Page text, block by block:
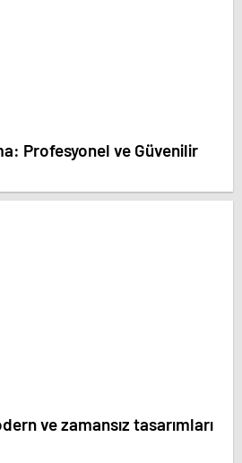
Profesyonel ve Güvenilir
ve zamansız tasarımları